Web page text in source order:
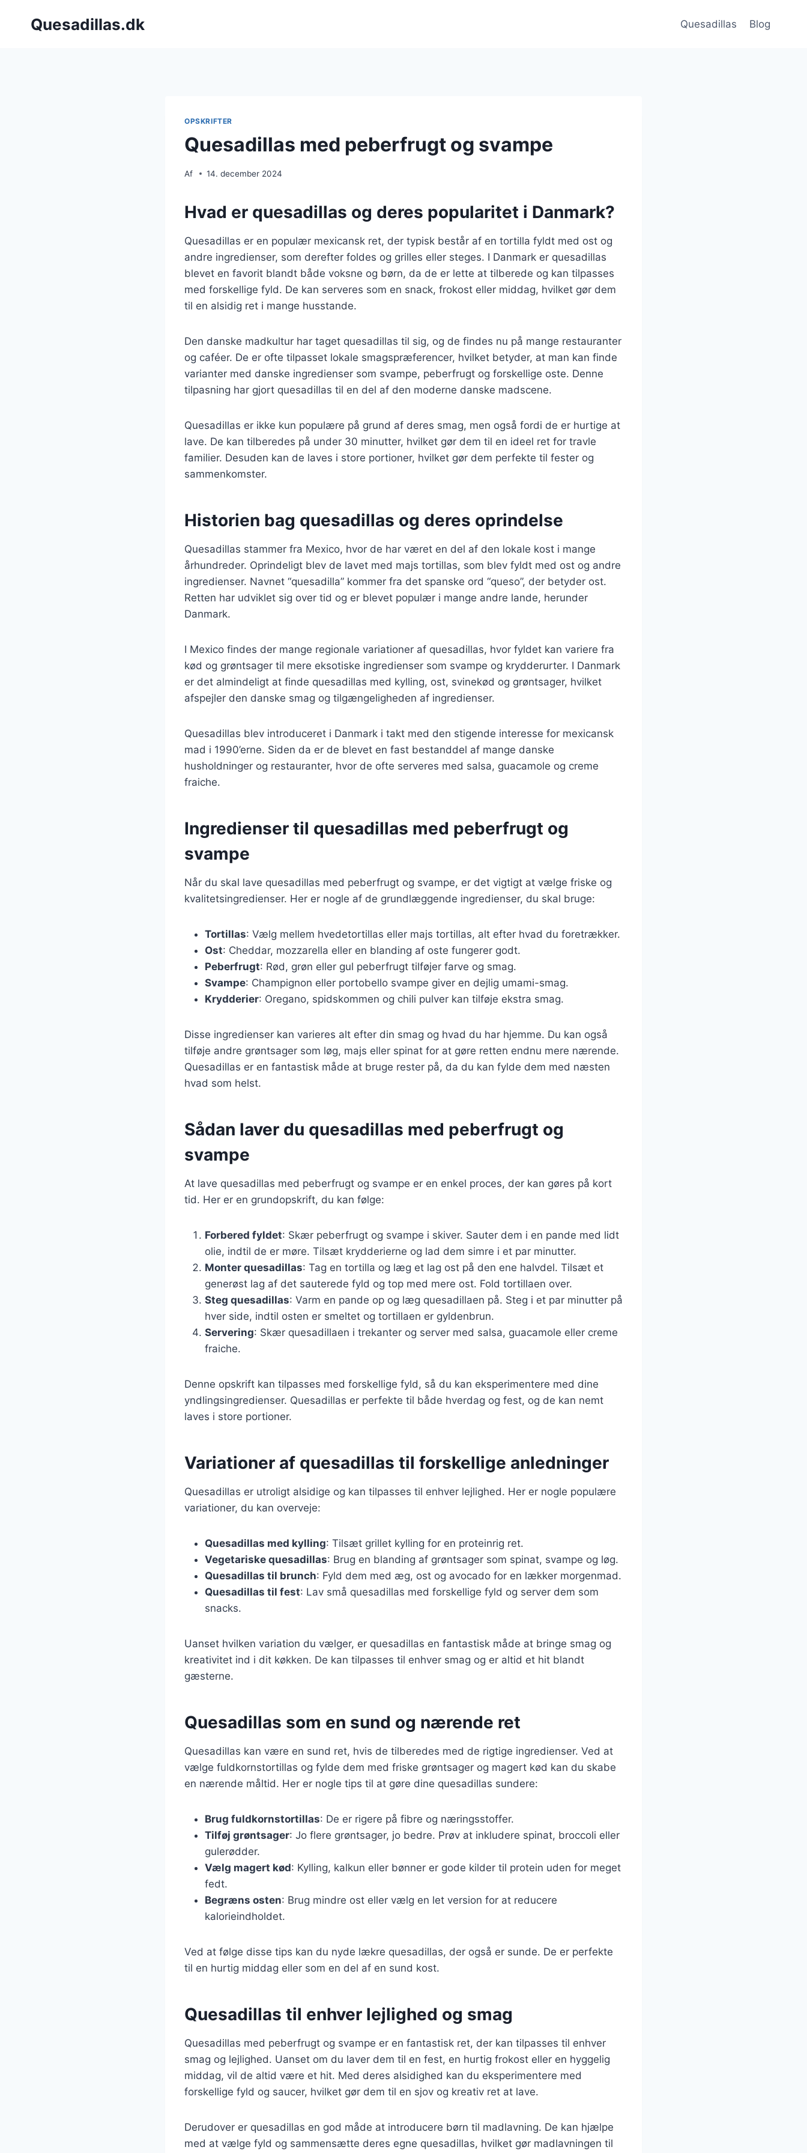
Quesadillas.dk Quesadillas Blog
OPSKRIFTER
Quesadillas med peberfrugt og svampe
Af 14. december 2024
Hvad er quesadillas og deres popularitet i Danmark?
Quesadillas er en populær mexicansk ret, der typisk består af en tortilla fyldt med ost og
andre ingredienser, som derefter foldes og grilles eller steges. I Danmark er quesadillas
blevet en favorit blandt både voksne og børn, da de er lette at tilberede og kan tilpasses
med forskellige fyld. De kan serveres som en snack, frokost eller middag, hvilket gør dem
til en alsidig ret i mange husstande.
Den danske madkultur har taget quesadillas til sig, og de findes nu på mange restauranter
og caféer. De er ofte tilpasset lokale smagspræferencer, hvilket betyder, at man kan finde
varianter med danske ingredienser som svampe, peberfrugt og forskellige oste. Denne
tilpasning har gjort quesadillas til en del af den moderne danske madscene.
Quesadillas er ikke kun populære på grund af deres smag, men også fordi de er hurtige at
lave. De kan tilberedes på under 30 minutter, hvilket gør dem til en ideel ret for travle
familier. Desuden kan de laves i store portioner, hvilket gør dem perfekte til fester og
sammenkomster.
Historien bag quesadillas og deres oprindelse
Quesadillas stammer fra Mexico, hvor de har været en del af den lokale kost i mange
århundreder. Oprindeligt blev de lavet med majs tortillas, som blev fyldt med ost og andre
ingredienser. Navnet “quesadilla” kommer fra det spanske ord “queso”, der betyder ost.
Retten har udviklet sig over tid og er blevet populær i mange andre lande, herunder
Danmark.
I Mexico findes der mange regionale variationer af quesadillas, hvor fyldet kan variere fra
kød og grøntsager til mere eksotiske ingredienser som svampe og krydderurter. I Danmark
er det almindeligt at finde quesadillas med kylling, ost, svinekød og grøntsager, hvilket
afspejler den danske smag og tilgængeligheden af ingredienser.
Quesadillas blev introduceret i Danmark i takt med den stigende interesse for mexicansk
mad i 1990’erne. Siden da er de blevet en fast bestanddel af mange danske
husholdninger og restauranter, hvor de ofte serveres med salsa, guacamole og creme
fraiche.
Ingredienser til quesadillas med peberfrugt og
svampe
Når du skal lave quesadillas med peberfrugt og svampe, er det vigtigt at vælge friske og
kvalitetsingredienser. Her er nogle af de grundlæggende ingredienser, du skal bruge:
Tortillas: Vælg mellem hvedetortillas eller majs tortillas, alt efter hvad du foretrækker.
Ost: Cheddar, mozzarella eller en blanding af oste fungerer godt.
Peberfrugt: Rød, grøn eller gul peberfrugt tilføjer farve og smag.
Svampe: Champignon eller portobello svampe giver en dejlig umami-smag.
Krydderier: Oregano, spidskommen og chili pulver kan tilføje ekstra smag.
Disse ingredienser kan varieres alt efter din smag og hvad du har hjemme. Du kan også
tilføje andre grøntsager som løg, majs eller spinat for at gøre retten endnu mere nærende.
Quesadillas er en fantastisk måde at bruge rester på, da du kan fylde dem med næsten
hvad som helst.
Sådan laver du quesadillas med peberfrugt og
svampe
At lave quesadillas med peberfrugt og svampe er en enkel proces, der kan gøres på kort
tid. Her er en grundopskrift, du kan følge:
Forbered fyldet: Skær peberfrugt og svampe i skiver. Sauter dem i en pande med lidt
olie, indtil de er møre. Tilsæt krydderierne og lad dem simre i et par minutter.
Monter quesadillas: Tag en tortilla og læg et lag ost på den ene halvdel. Tilsæt et
generøst lag af det sauterede fyld og top med mere ost. Fold tortillaen over.
Steg quesadillas: Varm en pande op og læg quesadillaen på. Steg i et par minutter på
hver side, indtil osten er smeltet og tortillaen er gyldenbrun.
Servering: Skær quesadillaen i trekanter og server med salsa, guacamole eller creme
fraiche.
Denne opskrift kan tilpasses med forskellige fyld, så du kan eksperimentere med dine
yndlingsingredienser. Quesadillas er perfekte til både hverdag og fest, og de kan nemt
laves i store portioner.
Variationer af quesadillas til forskellige anledninger
Quesadillas er utroligt alsidige og kan tilpasses til enhver lejlighed. Her er nogle populære
variationer, du kan overveje:
Quesadillas med kylling: Tilsæt grillet kylling for en proteinrig ret.
Vegetariske quesadillas: Brug en blanding af grøntsager som spinat, svampe og løg.
Quesadillas til brunch: Fyld dem med æg, ost og avocado for en lækker morgenmad.
Quesadillas til fest: Lav små quesadillas med forskellige fyld og server dem som
snacks.
Uanset hvilken variation du vælger, er quesadillas en fantastisk måde at bringe smag og
kreativitet ind i dit køkken. De kan tilpasses til enhver smag og er altid et hit blandt
gæsterne.
Quesadillas som en sund og nærende ret
Quesadillas kan være en sund ret, hvis de tilberedes med de rigtige ingredienser. Ved at
vælge fuldkornstortillas og fylde dem med friske grøntsager og magert kød kan du skabe
en nærende måltid. Her er nogle tips til at gøre dine quesadillas sundere:
Brug fuldkornstortillas: De er rigere på fibre og næringsstoffer.
Tilføj grøntsager: Jo flere grøntsager, jo bedre. Prøv at inkludere spinat, broccoli eller
gulerødder.
Vælg magert kød: Kylling, kalkun eller bønner er gode kilder til protein uden for meget
fedt.
Begræns osten: Brug mindre ost eller vælg en let version for at reducere
kalorieindholdet.
Ved at følge disse tips kan du nyde lækre quesadillas, der også er sunde. De er perfekte
til en hurtig middag eller som en del af en sund kost.
Quesadillas til enhver lejlighed og smag
Quesadillas med peberfrugt og svampe er en fantastisk ret, der kan tilpasses til enhver
smag og lejlighed. Uanset om du laver dem til en fest, en hurtig frokost eller en hyggelig
middag, vil de altid være et hit. Med deres alsidighed kan du eksperimentere med
forskellige fyld og saucer, hvilket gør dem til en sjov og kreativ ret at lave.
Derudover er quesadillas en god måde at introducere børn til madlavning. De kan hjælpe
med at vælge fyld og sammensætte deres egne quesadillas, hvilket gør madlavningen til